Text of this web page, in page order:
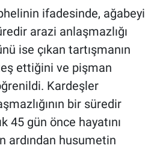
ifadesinde, ağabeyi
arazi anlaşmazlığı
ise çıkan tartışmanın
ettiğini ve pişman
Kardeşler
bir süredir
45 gün önce hayatını
ardından husumetin